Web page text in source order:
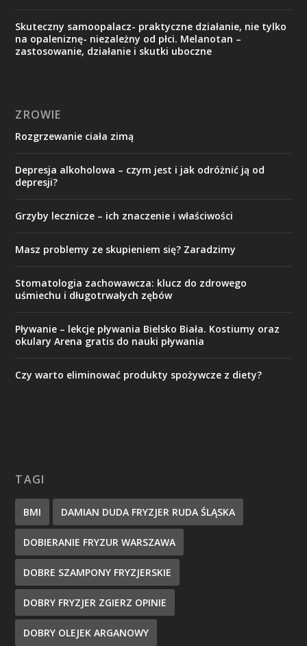
Skuteczny samoopalacz- praktyczne działanie, nie tylko
na opaleniznę- niezależny od płci. Melanotan –
zastosowanie, działanie i skutki uboczne
ZROWIE
Rozgrzewanie ciała zimą
Depresja alkoholowa – czym jest i jak odróżnić ją od
depresji?
Grzyby lecznicze – ich znaczenie i właściwości
Masz problemy ze skupieniem się? Zaradzimy
Stomatologia zachowawcza: klucz do zdrowego
uśmiechu i długotrwałych zębów
Pływanie – lekcje pływania Bielsko Biała. Kostiumy oraz
okulary Arena gratis do nauki pływania
Czy warto eliminować produkty spożywcze z diety?
TAGI
BMI DAMIAN DUDA FRYZJER RUDA ŚLĄSKA
DOBIERANIE FRYZUR WARSZAWA
DOBRE SZAMPONY FRYZJERSKIE
DOBRY FRYZJER ZGIERZ OPINIE
DOBRY OLEJEK ARGANOWY